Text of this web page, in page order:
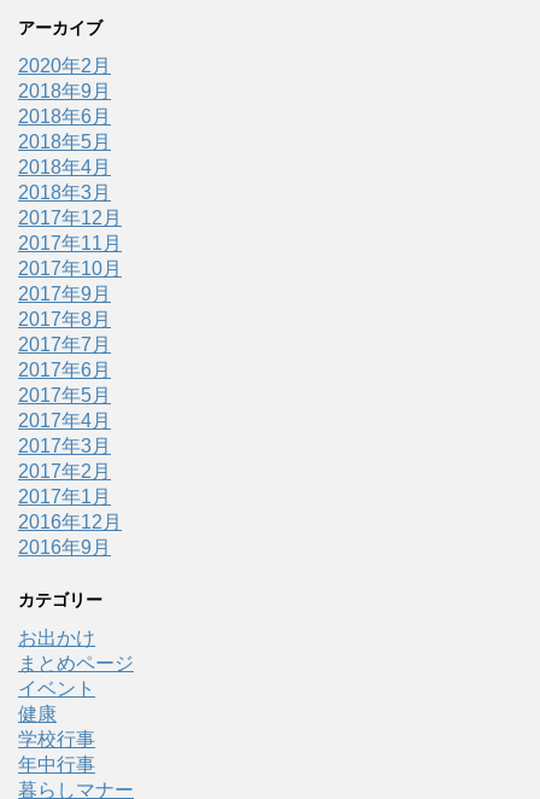
アーカイブ
2020年2月
2018年9月
2018年6月
2018年5月
2018年4月
2018年3月
2017年12月
2017年11月
2017年10月
2017年9月
2017年8月
2017年7月
2017年6月
2017年5月
2017年4月
2017年3月
2017年2月
2017年1月
2016年12月
2016年9月
カテゴリー
お出かけ
まとめページ
イベント
健康
学校行事
年中行事
暮らしマナー